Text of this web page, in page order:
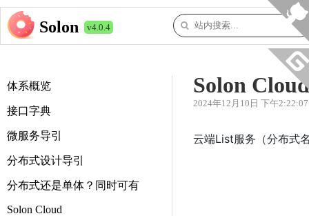
Solon v4.0.4
体系概览
接口字典
微服务导引
分布式设计导引
分布式还是单体？同时可有
Solon Cloud
Solon
2024年12月10日 下午2:22:07
云端List服务（分布式